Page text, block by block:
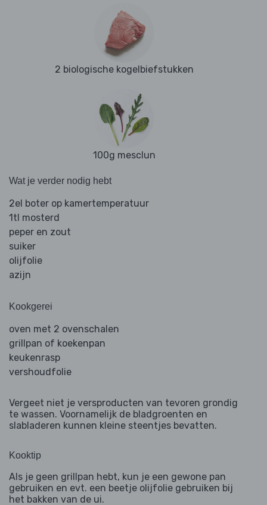
2 biologische kogelbiefstukken
100g mesclun
Wat je verder nodig hebt
2el boter op kamertemperatuur
1tl mosterd
peper en zout
suiker
olijfolie
azijn
Kookgerei
oven met 2 ovenschalen
grillpan of koekenpan
keukenrasp
vershoudfolie
Vergeet niet je versproducten van tevoren grondig
te wassen. Voornamelijk de bladgroenten en
slabladeren kunnen kleine steentjes bevatten.
Kooktip
Als je geen grillpan hebt, kun je een gewone pan
gebruiken en evt. een beetje olijfolie gebruiken bij
het bakken van de ui.